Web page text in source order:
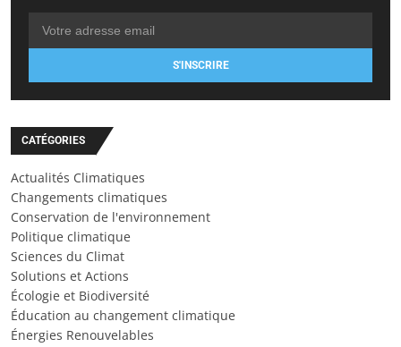
S'INSCRIRE
CATÉGORIES
Actualités Climatiques
Changements climatiques
Conservation de l'environnement
Politique climatique
Sciences du Climat
Solutions et Actions
Écologie et Biodiversité
Éducation au changement climatique
Énergies Renouvelables